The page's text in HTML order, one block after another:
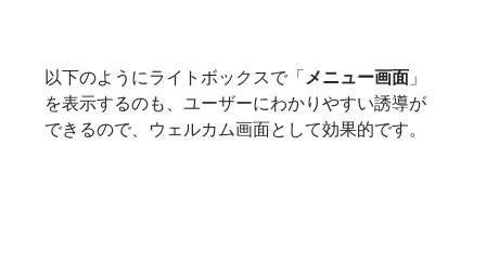
以下のようにライトボックスで「 メニュー画面」
を表示するのも、ユーザーにわかりやすい誘導が
できるので、ウェルカム画面として効果的です。